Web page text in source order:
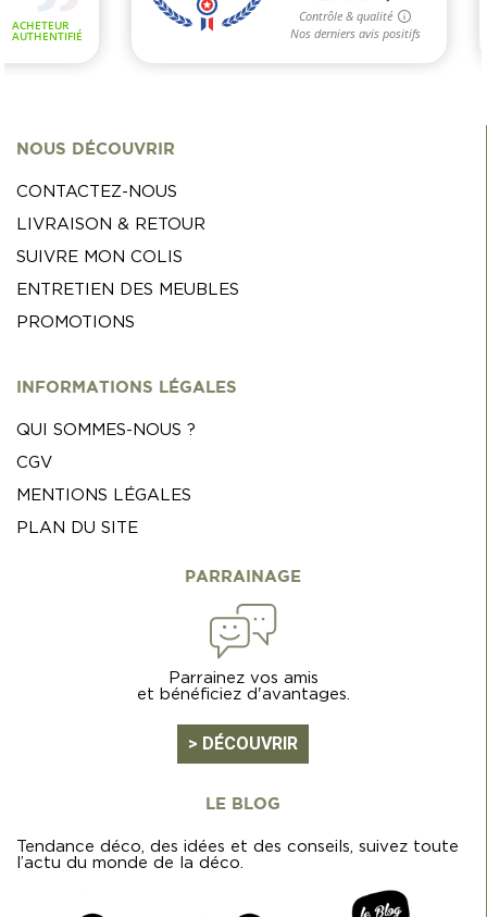
NOUS DÉCOUVRIR
CONTACTEZ-NOUS
LIVRAISON & RETOUR
SUIVRE MON COLIS
ENTRETIEN DES MEUBLES
PROMOTIONS
INFORMATIONS LÉGALES
QUI SOMMES-NOUS ?
CGV
MENTIONS LÉGALES
PLAN DU SITE
PARRAINAGE
Parrainez vos amis
et bénéficiez d'avantages.
> DÉCOUVRIR
LE BLOG
Tendance déco, des idées et des conseils, suivez toute
l’actu du monde de la déco.